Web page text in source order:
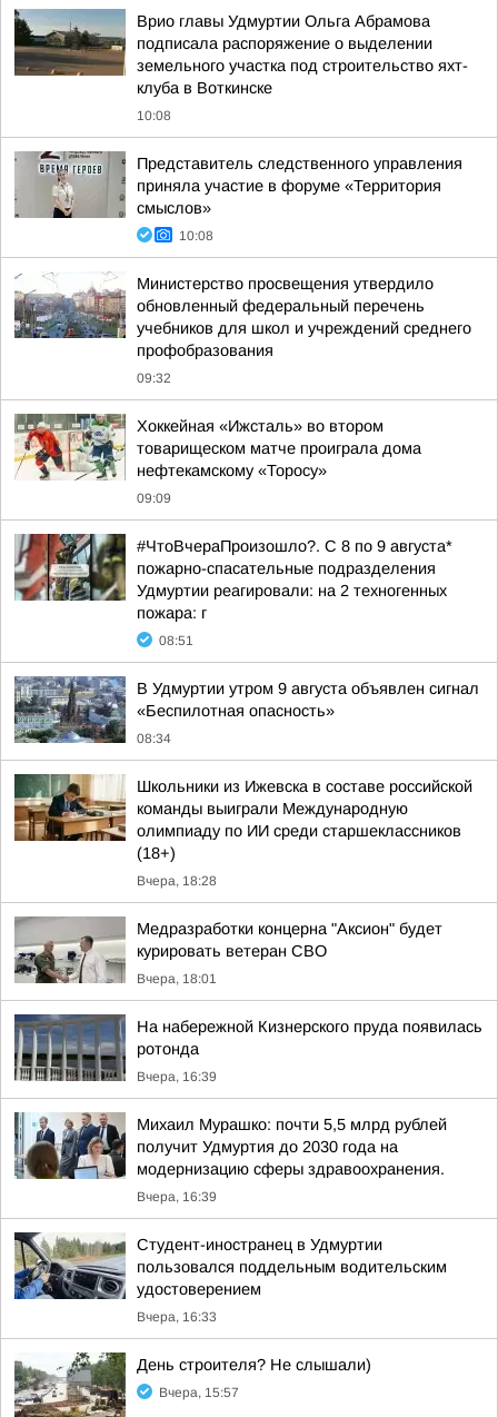
Врио главы Удмуртии Ольга Абрамова
подписала распоряжение о выделении
земельного участка под строительство яхт-
клуба в Воткинске
10:08
Представитель следственного управления
приняла участие в форуме «Территория
смыслов»
10:08
Министерство просвещения утвердило
обновленный федеральный перечень
учебников для школ и учреждений среднего
профобразования
09:32
Хоккейная «Ижсталь» во втором
товарищеском матче проиграла дома
нефтекамскому «Торосу»
09:09
#ЧтоВчераПроизошло?. С 8 по 9 августа*
пожарно-спасательные подразделения
Удмуртии реагировали: на 2 техногенных
пожара: г
08:51
В Удмуртии утром 9 августа объявлен сигнал
«Беспилотная опасность»
08:34
Школьники из Ижевска в составе российской
команды выиграли Международную
олимпиаду по ИИ среди старшеклассников
(18+)
Вчера, 18:28
Медразработки концерна "Аксион" будет
курировать ветеран СВО
Вчера, 18:01
На набережной Кизнерского пруда появилась
ротонда
Вчера, 16:39
Михаил Мурашко: почти 5,5 млрд рублей
получит Удмуртия до 2030 года на
модернизацию сферы здравоохранения.
Вчера, 16:39
Студент-иностранец в Удмуртии
пользовался поддельным водительским
удостоверением
Вчера, 16:33
День строителя? Не слышали)
Вчера, 15:57